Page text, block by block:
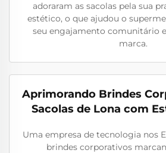
adoraram as sacolas pela sua
estético, o que ajudou o
seu engajamento comunitário
marca.
Aprimorando Brindes
Sacolas de Lona com
Uma empresa de tecnologia nos
brindes corporativos